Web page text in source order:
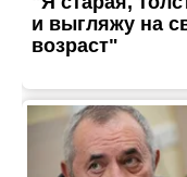
ЖИТТЯ
Погода